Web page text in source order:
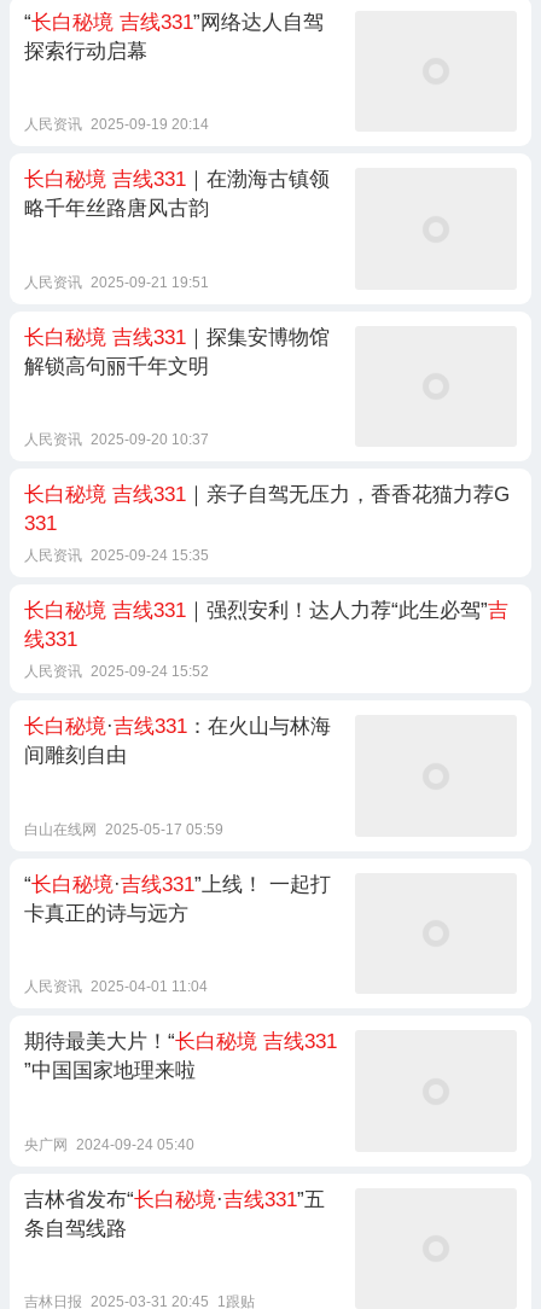
“长白秘境 吉线331”网络达人自驾
探索行动启幕
人民资讯 2025-09-19 20:14
长白秘境 吉线331 ｜在渤海古镇领
略千年丝路唐风古韵
人民资讯 2025-09-21 19:51
长白秘境 吉线331 ｜探集安博物馆
解锁高句丽千年文明
人民资讯 2025-09-20 10:37
长白秘境 吉线331 ｜亲子自驾无压力，香香花猫力荐G
331
人民资讯 2025-09-24 15:35
长白秘境 吉线331 ｜强烈安利！达人力荐“此生必驾”吉
线331
人民资讯 2025-09-24 15:52
长白秘境·吉线331 ：在火山与林海
间雕刻自由
白山在线网 2025-05-17 05:59
“长白秘境·吉线331”上线！ 一起打
卡真正的诗与远方
人民资讯 2025-04-01 11:04
期待最美大片！“长白秘境 吉线331
”中国国家地理来啦
央广网 2024-09-24 05:40
吉林省发布“长白秘境·吉线331”五
条自驾线路
吉林日报 2025-03-31 20:45 1跟贴